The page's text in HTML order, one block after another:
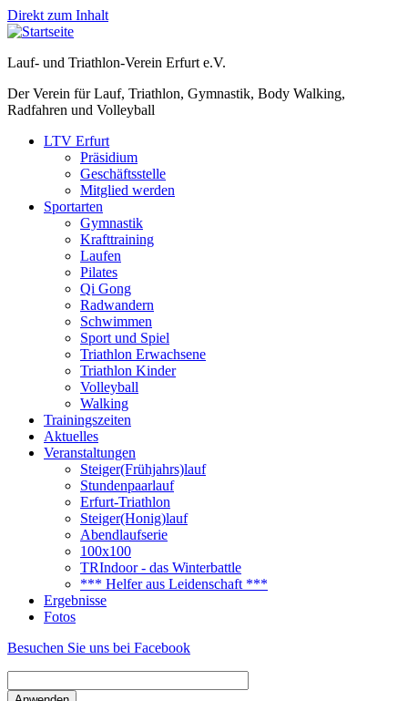
Direkt zum Inhalt
Lauf- und Triathlon-Verein Erfurt e.V.
Der Verein für Lauf, Triathlon, Gymnastik, Body Walking,
Radfahren und Volleyball
LTV Erfurt
Präsidium
Geschäftsstelle
Mitglied werden
Sportarten
Gymnastik
Krafttraining
Laufen
Pilates
Qi Gong
Radwandern
Schwimmen
Sport und Spiel
Triathlon Erwachsene
Triathlon Kinder
Volleyball
Walking
Trainingszeiten
Aktuelles
Veranstaltungen
Steiger(Frühjahrs)lauf
Stundenpaarlauf
Erfurt-Triathlon
Steiger(Honig)lauf
Abendlaufserie
100x100
TRIndoor - das Winterbattle
*** Helfer aus Leidenschaft ***
Ergebnisse
Fotos
Besuchen Sie uns bei Facebook